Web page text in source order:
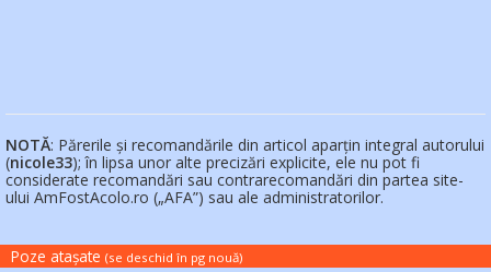
NOTĂ: Părerile și recomandările din articol aparțin integral autorului
(nicole33); în lipsa unor alte precizări explicite, ele nu pot fi
considerate recomandări sau contrarecomandări din partea site-
ului AmFostAcolo.ro („AFA”) sau ale administratorilor.
Poze atașate (se deschid în pg nouă)